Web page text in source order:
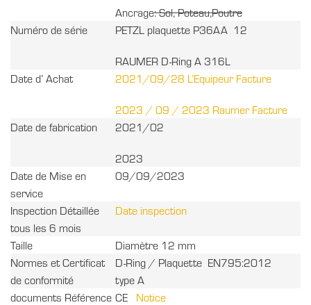
Ancrage: Sol, Poteau,Poutre
Numéro de série
PETZL plaquette P36AA 12
RAUMER D-Ring A 316L
Date d’ Achat
2021/09/28 L’Equipeur Facture
2023 / 09 / 2023 Raumer Facture
Date de fabrication
2021/02
2023
Date de Mise en
service
09/09/2023
Inspection Détaillée
tous les 6 mois
Date inspection
Taille
Diamètre 12 mm
Normes et Certificat
de conformité
D-Ring / Plaquette EN795:2012
type A
documents Référence CE Notice